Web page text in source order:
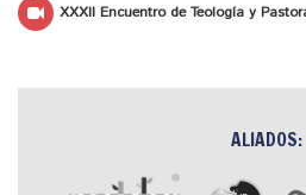
XXXII Encuentro de Teología y
ALIADOS: